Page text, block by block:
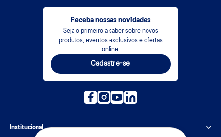
Receba nossas novidades
Seja o primeiro a saber sobre novos
produtos, eventos exclusivos e ofertas
online.
Cadastre-se
Institucional